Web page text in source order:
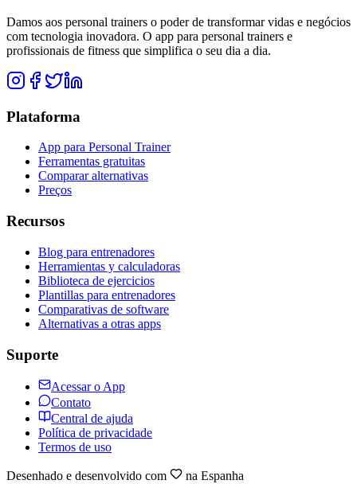
Damos aos personal trainers o poder de transformar vidas e negócios
com tecnologia inovadora. O app para personal trainers e
profissionais de fitness que simplifica o seu dia a dia.
Plataforma
App para Personal Trainer
Ferramentas gratuitas
Comparar alternativas
Preços
Recursos
Blog para entrenadores
Herramientas y calculadoras
Biblioteca de ejercicios
Plantillas para entrenadores
Comparativas de software
Alternativas a otras apps
Suporte
Acessar o App
Contato
Central de ajuda
Política de privacidade
Termos de uso
Desenhado e desenvolvido com
na Espanha